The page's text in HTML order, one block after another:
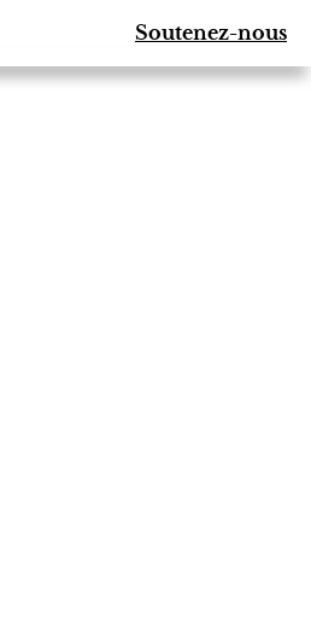
Soutenez-nous